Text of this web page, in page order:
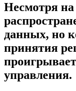
Несмотря на
данных, но
принятия
управления.